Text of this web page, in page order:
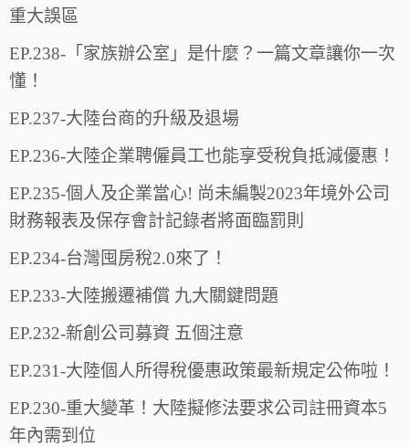
重大誤區
EP.238-「家族辦公室」是什麼？一篇文章讓你一次
懂！
EP.237-大陸台商的升級及退場
EP.236-大陸企業聘僱員工也能享受稅負抵減優惠！
EP.235-個人及企業當心! 尚未編製2023年境外公司
財務報表及保存會計記錄者將面臨罰則
EP.234-台灣囤房稅2.0來了！
EP.233-大陸搬遷補償 九大關鍵問題
EP.232-新創公司募資 五個注意
EP.231-大陸個人所得稅優惠政策最新規定公佈啦！
EP.230-重大變革！大陸擬修法要求公司註冊資本5
年內需到位